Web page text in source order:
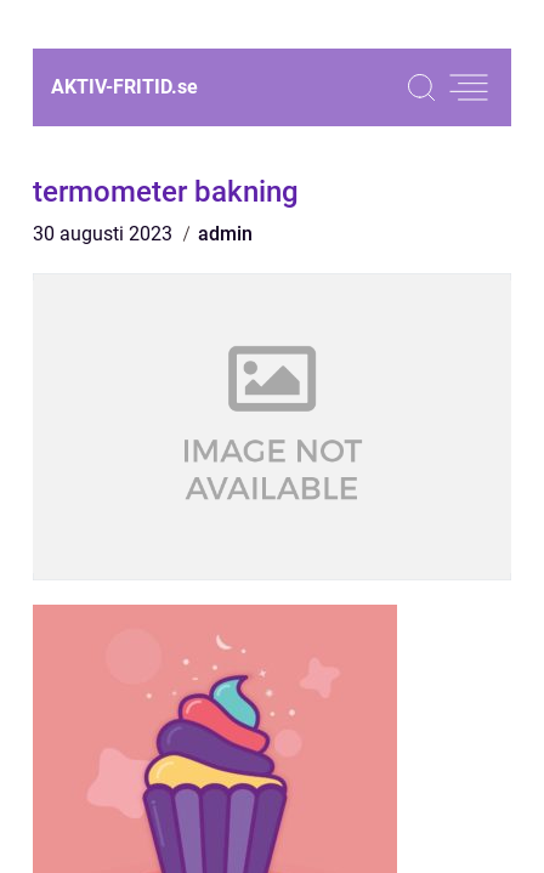
AKTIV-FRITID.se
termometer bakning
30 augusti 2023 admin